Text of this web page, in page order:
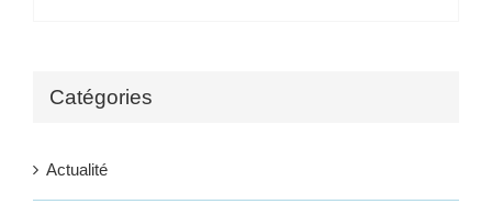
Catégories
Actualité